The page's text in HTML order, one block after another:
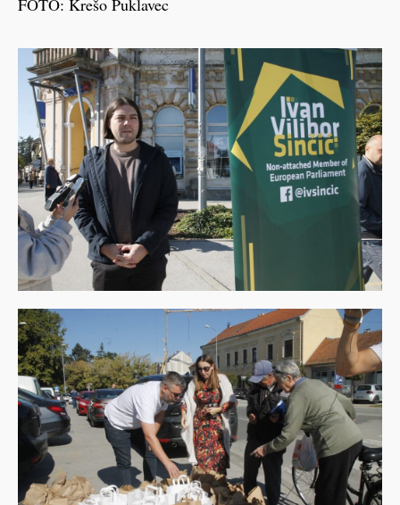
FOTO: Krešo Puklavec